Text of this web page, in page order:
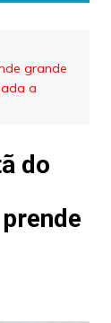
grande
a
do